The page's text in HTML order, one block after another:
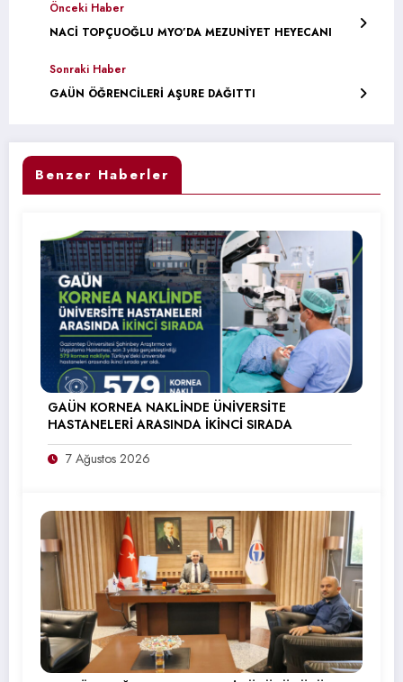
Önceki Haber
NACİ TOPÇUOĞLU MYO’DA MEZUNİYET HEYECANI
Sonraki Haber
GAÜN ÖĞRENCİLERİ AŞURE DAĞITTI
Benzer Haberler
GAÜN KORNEA NAKLİNDE ÜNİVERSİTE
HASTANELERİ ARASINDA İKİNCİ SIRADA
7 Ağustos 2026